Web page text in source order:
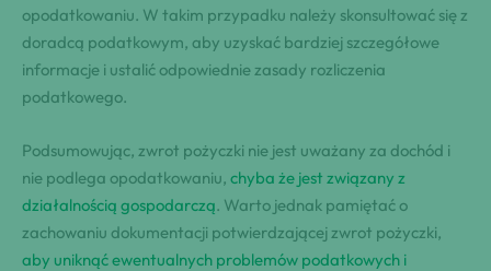
opodatkowaniu. W takim przypadku należy skonsultować się z
doradcą podatkowym, aby uzyskać bardziej szczegółowe
informacje i ustalić odpowiednie zasady rozliczenia
podatkowego.
Podsumowując, zwrot pożyczki nie jest uważany za dochód i
nie podlega opodatkowaniu, chyba że jest związany z
działalnością gospodarczą. Warto jednak pamiętać o
zachowaniu dokumentacji potwierdzającej zwrot pożyczki,
aby uniknąć ewentualnych problemów podatkowych i